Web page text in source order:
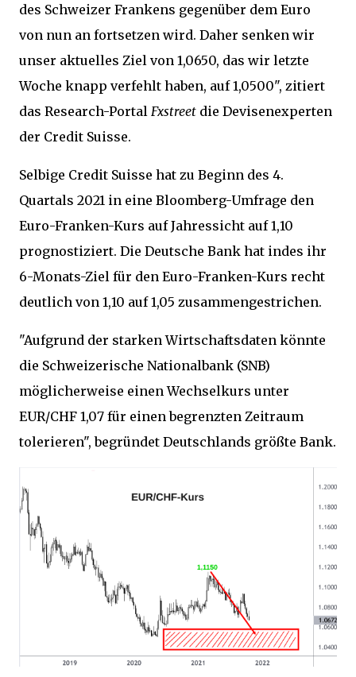
des Schweizer Frankens gegenüber dem Euro
von nun an fortsetzen wird. Daher senken wir
unser aktuelles Ziel von 1,0650, das wir letzte
Woche knapp verfehlt haben, auf 1,0500", zitiert
das Research-Portal Fxstreet die Devisenexperten
der Credit Suisse.
Selbige Credit Suisse hat zu Beginn des 4.
Quartals 2021 in eine Bloomberg-Umfrage den
Euro-Franken-Kurs auf Jahressicht auf 1,10
prognostiziert. Die Deutsche Bank hat indes ihr
6-Monats-Ziel für den Euro-Franken-Kurs recht
deutlich von 1,10 auf 1,05 zusammengestrichen.
"Aufgrund der starken Wirtschaftsdaten könnte
die Schweizerische Nationalbank (SNB)
möglicherweise einen Wechselkurs unter
EUR/CHF 1,07 für einen begrenzten Zeitraum
tolerieren", begründet Deutschlands größte Bank.